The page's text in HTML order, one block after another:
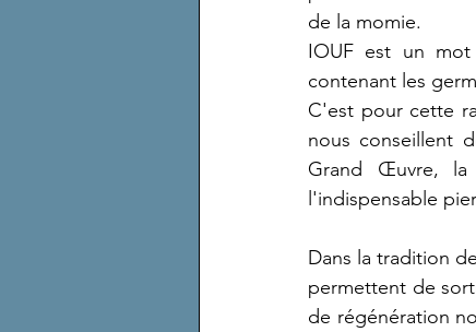
de la momie.
IOUF est un
contenant les
C'est pour cette
nous conseillent
Grand Œuvre, la
l'indispensable
Dans la tradition
permettent de
de régénération